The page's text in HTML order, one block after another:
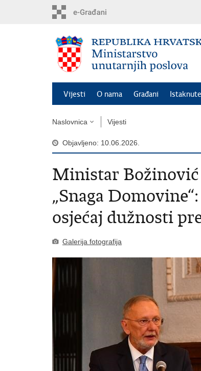
Vijesti O nama Građani
Naslovnica Vijesti
Objavljeno: 10.06.2026.
Ministar
„Snaga
osjećaj dužnosti
Galerija fotografija